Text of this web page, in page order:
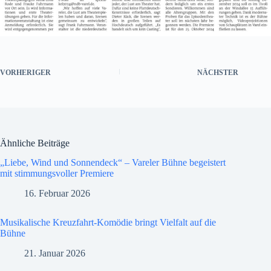
VORHERIGER NÄCHSTER
Ähnliche Beiträge
„Liebe, Wind und Sonnendeck“ – Vareler Bühne begeistert
mit stimmungsvoller Premiere
16. Februar 2026
Musikalische Kreuzfahrt-Komödie bringt Vielfalt auf die
Bühne
21. Januar 2026